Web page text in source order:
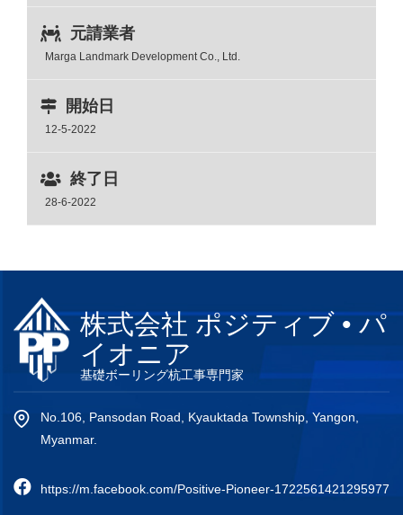
元請業者
Marga Landmark Development Co., Ltd.
開始日
12-5-2022
終了日
28-6-2022
株式会社 ポジティブ • パ
イオニア
基礎ボーリング杭工事専門家
No.106, Pansodan Road, Kyauktada Township, Yangon,
Myanmar.
https://m.facebook.com/Positive-Pioneer-1722561421295977